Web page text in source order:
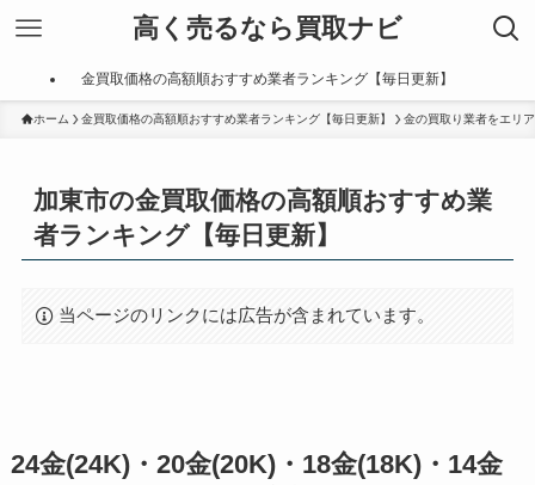
高く売るなら買取ナビ
金買取価格の高額順おすすめ業者ランキング【毎日更新】
ホーム 金買取価格の高額順おすすめ業者ランキング【毎日更新】 金の買取り業者をエリ
加東市の金買取価格の高額順おすすめ業
者ランキング【毎日更新】
当ページのリンクには広告が含まれています。
24金(24K)・20金(20K)・18金(18K)・14金